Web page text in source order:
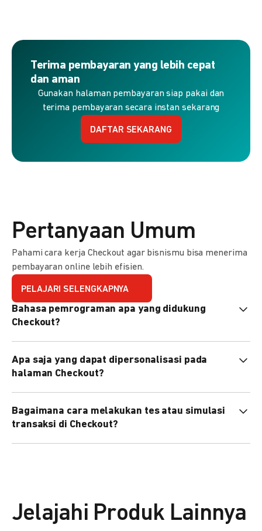
Terima pembayaran yang lebih cepat
dan aman
Gunakan halaman pembayaran siap pakai dan
terima pembayaran secara instan sekarang
DAFTAR SEKARANG
Pertanyaan Umum
Pahami cara kerja Checkout agar bisnismu bisa menerima
pembayaran online lebih efisien.
PELAJARI SELENGKAPNYA
Bahasa pemrograman apa yang didukung
Checkout?
PHP, Node.js, Go, dll).
Apa saja yang dapat dipersonalisasi pada
halaman Checkout?
preferensi bahasa, dan urutan metode pembayaran sesuai
kebutuhan brand Anda.
Bagaimana cara melakukan tes atau simulasi
transaksi di Checkout?
Jelajahi Produk Lainnya